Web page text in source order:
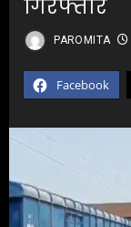
गिरफ्तार
Facebook
PAROMITA